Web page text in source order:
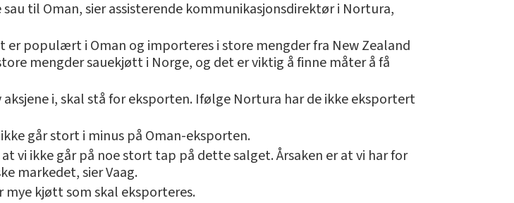
til Oman, sier assisterende kommunikasjonsdirektør i Nortura,
populært i Oman og importeres i store mengder fra New Zealand
mengder sauekjøtt i Norge, og det er viktig å finne måter å få
i, skal stå for eksporten. Ifølge Nortura har de ikke eksportert
går stort i minus på Oman-eksporten.
vi ikke går på noe stort tap på dette salget. Årsaken er at vi har for
markedet, sier Vaag.
kjøtt som skal eksporteres.